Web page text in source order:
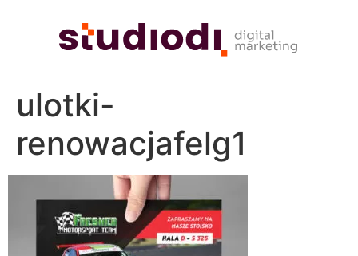
ulotki-
renowacjafelg1